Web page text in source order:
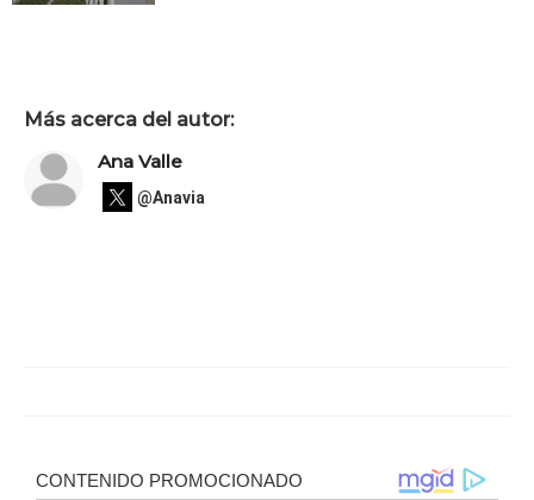
Más acerca del autor:
Ana Valle
@Anavia